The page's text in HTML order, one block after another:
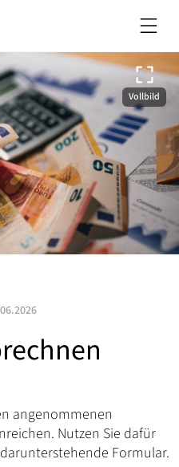
Vollbild
angenommenen
Nutzen Sie dafür
Formular.